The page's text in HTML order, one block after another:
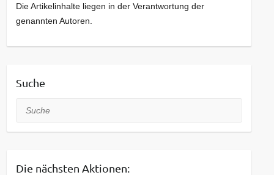
Die Artikelinhalte liegen in der Verantwortung der
genannten Autoren.
Suche
Suche
Die nächsten Aktionen: